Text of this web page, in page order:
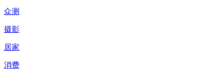
众测
摄影
居家
消费